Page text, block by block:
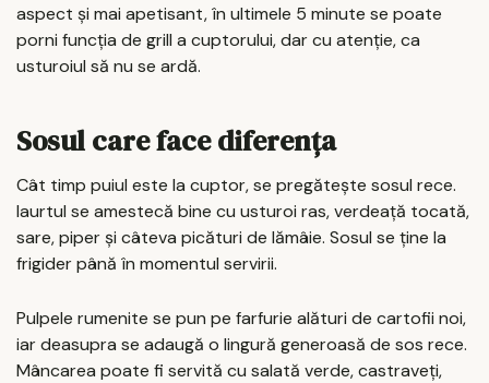
aspect și mai apetisant, în ultimele 5 minute se poate
porni funcția de grill a cuptorului, dar cu atenție, ca
usturoiul să nu se ardă.
Sosul care face diferența
Cât timp puiul este la cuptor, se pregătește sosul rece.
Iaurtul se amestecă bine cu usturoi ras, verdeață tocată,
sare, piper și câteva picături de lămâie. Sosul se ține la
frigider până în momentul servirii.
Pulpele rumenite se pun pe farfurie alături de cartofii noi,
iar deasupra se adaugă o lingură generoasă de sos rece.
Mâncarea poate fi servită cu salată verde, castraveți,